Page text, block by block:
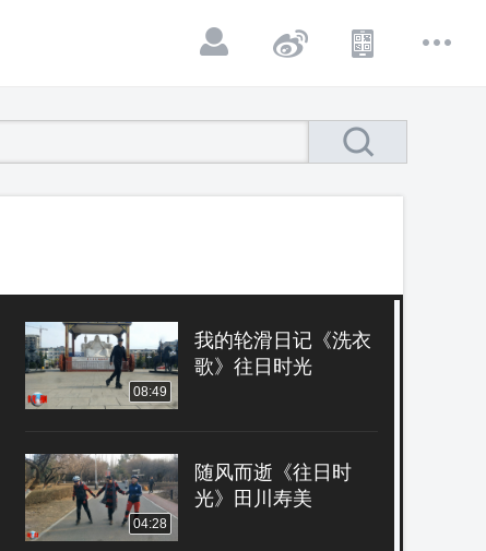
08:49
我的轮滑日记《洗衣
歌》往日时光
04:28
随风而逝《往日时
光》田川寿美